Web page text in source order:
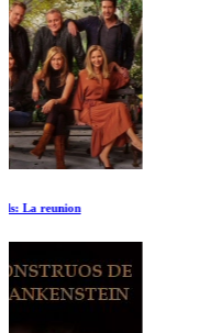
El sexo en pocas palabras Ep 1-3